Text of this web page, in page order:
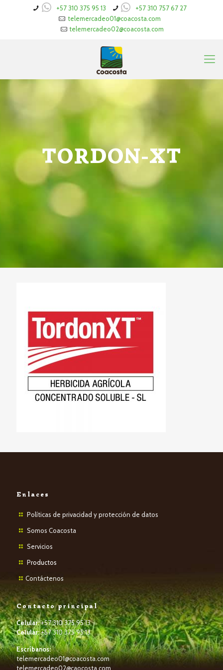
+57 310 375 95 13
+57 310 757 67 27
telemercadeo01@coacosta.com
telemercadeo02@coacosta.com
TORDON-XT
Enlaces
Políticas de privacidad y protección de datos
Somos Coacosta
Servicios
Productos
Contáctenos
Contacto principal
Celular:+57 310 375 95 13
Celular:+57 310 375 95 13
Escríbanos:
telemercadeo01@coacosta.com
telemercadeo02@caocosta.com